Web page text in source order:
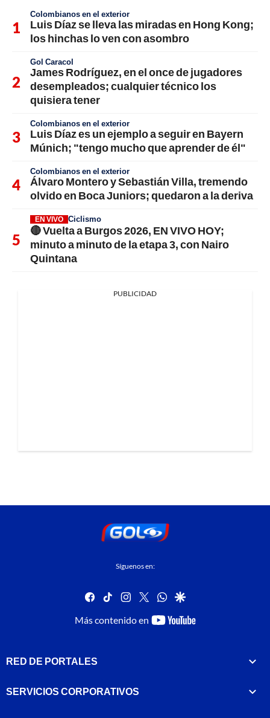
Colombianos en el exterior
Luis Díaz se lleva las miradas en Hong Kong;
los hinchas lo ven con asombro
Gol Caracol
James Rodríguez, en el once de jugadores
desempleados; cualquier técnico los
quisiera tener
Colombianos en el exterior
Luis Díaz es un ejemplo a seguir en Bayern
Múnich; "tengo mucho que aprender de él"
Colombianos en el exterior
Álvaro Montero y Sebastián Villa, tremendo
olvido en Boca Juniors; quedaron a la deriva
EN VIVO Ciclismo
🔴 Vuelta a Burgos 2026, EN VIVO HOY;
minuto a minuto de la etapa 3, con Nairo
Quintana
PUBLICIDAD
Síguenos en:
facebook
tiktok instagram
twitterwhatsapp
google
Más contenido en
youtube-
RED DE PORTALES
SERVICIOS CORPORATIVOS